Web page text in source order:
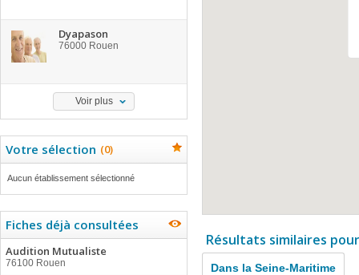
Dyapason
76000 Rouen
Voir plus
Votre sélection (0)
Aucun établissement sélectionné
Fiches déjà consultées
Audition Mutualiste
76100 Rouen
Résultats similaires
Dans la Seine-Maritime